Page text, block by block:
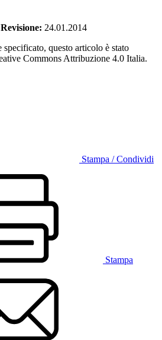
Revisione: 24.01.2014
specificato, questo articolo è stato
Commons Attribuzione 4.0 Italia.
Stampa / Condividi
Stampa